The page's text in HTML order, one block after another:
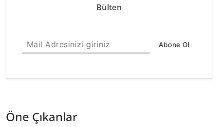
Bülten
Abone Ol
Öne Çıkanlar